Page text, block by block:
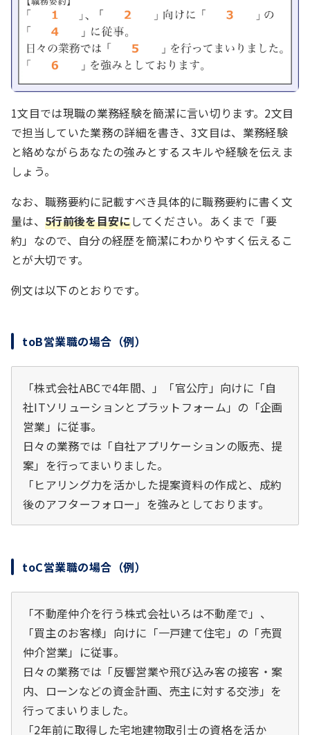
1文目では現職の業務経験を簡潔に言い切ります。2文目
で担当していた業務の詳細を書き、3文目は、業務経験
と絡めながらあなたの強みとするスキルや経験を伝えま
しょう。
なお、職務要約に記載すべき具体的に職務要約に書く文
量は、 5行前後を目安にしてください。あくまで「要
約」なので、自分の経歴を簡潔にわかりやすく伝えるこ
とが大切です。
例文は以下のとおりです。
toB営業職の場合（例）
「株式会社ABCで4年間、」「官公庁」向けに「自
社ITソリューションとプラットフォーム」の「企画
営業」に従事。
日々の業務では「自社アプリケーションの販売、提
案」を行ってまいりました。
「ヒアリング力を活かした提案資料の作成と、成約
後のアフターフォロー」を強みとしております。
toC営業職の場合（例）
「不動産仲介を行う株式会社いろは不動産で」、
「買主のお客様」向けに「一戸建て住宅」の「売買
仲介営業」に従事。
日々の業務では「反響営業や飛び込み客の接客・案
内、ローンなどの資金計画、売主に対する交渉」を
行ってまいりました。
「2年前に取得した宅地建物取引士の資格を活か